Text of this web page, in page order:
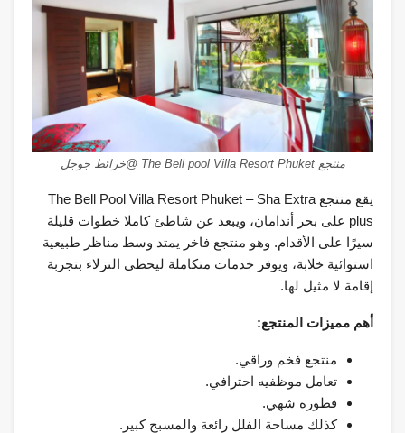
منتجع The Bell pool Villa Resort Phuket @خرائط جوجل
يقع منتجع The Bell Pool Villa Resort Phuket – Sha Extra
plus على بحر أندامان، ويبعد عن شاطئ كاملا خطوات قليلة
سيرًا على الأقدام. وهو منتجع فاخر يمتد وسط مناظر طبيعية
استوائية خلابة، ويوفر خدمات متكاملة ليحظى النزلاء بتجربة
إقامة لا مثيل لها.
أهم مميزات المنتجع:
منتجع فخم وراقي.
تعامل موظفيه احترافي.
فطوره شهي.
كذلك مساحة الفلل رائعة والمسبح كبير.